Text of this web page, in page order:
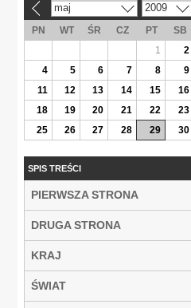
maj 2009
PN WT ŚR CZ PT SB
1
2
4
5 6 7 8 9
11
12 13 14 15 16
18
19 20 21 22 23
25
26 27 28 29 30
SPIS TREŚCI
PIERWSZA STRONA
DRUGA STRONA
KRAJ
ŚWIAT